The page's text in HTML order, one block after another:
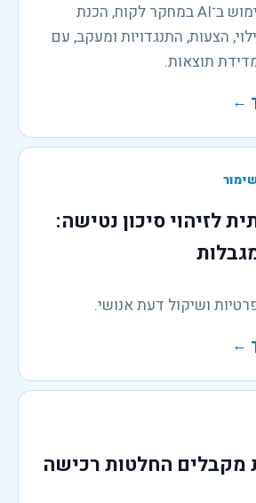
מדריך מעשי לשימוש ב־AI במחקר לקוח, הכנת
הצעות, התנגדויות ומעקב, עם
תוצאות.
←
לזיהוי סיכון נטישה:
ושיקול דעת אנושי.
←
מקבלים החלטות רכישה